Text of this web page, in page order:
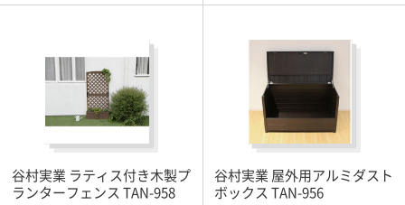
谷村実業 ラティス付き木製プ
ランターフェンス TAN-958
谷村実業 屋外用アルミダスト
ボックス TAN-956